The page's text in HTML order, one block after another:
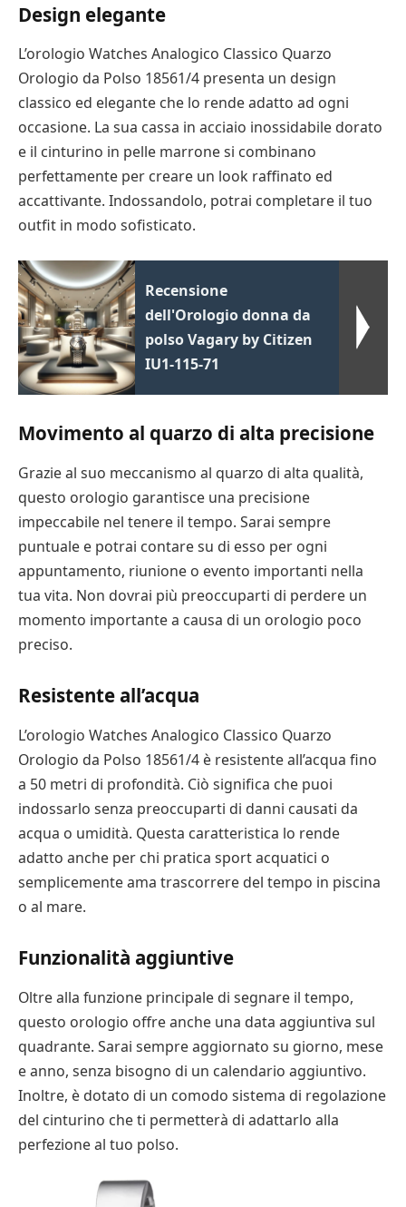
Design elegante
L’orologio Watches Analogico Classico Quarzo
Orologio da Polso 18561/4 presenta un design
classico ed elegante che lo rende adatto ad ogni
occasione. La sua cassa in acciaio inossidabile dorato
e il cinturino in pelle marrone si combinano
perfettamente per creare un look raffinato ed
accattivante. Indossandolo, potrai completare il tuo
outfit in modo sofisticato.
Recensione
dell'Orologio donna da
polso Vagary by Citizen
IU1-115-71
Movimento al quarzo di alta precisione
Grazie al suo meccanismo al quarzo di alta qualità,
questo orologio garantisce una precisione
impeccabile nel tenere il tempo. Sarai sempre
puntuale e potrai contare su di esso per ogni
appuntamento, riunione o evento importanti nella
tua vita. Non dovrai più preoccuparti di perdere un
momento importante a causa di un orologio poco
preciso.
Resistente all’acqua
L’orologio Watches Analogico Classico Quarzo
Orologio da Polso 18561/4 è resistente all’acqua fino
a 50 metri di profondità. Ciò significa che puoi
indossarlo senza preoccuparti di danni causati da
acqua o umidità. Questa caratteristica lo rende
adatto anche per chi pratica sport acquatici o
semplicemente ama trascorrere del tempo in piscina
o al mare.
Funzionalità aggiuntive
Oltre alla funzione principale di segnare il tempo,
questo orologio offre anche una data aggiuntiva sul
quadrante. Sarai sempre aggiornato su giorno, mese
e anno, senza bisogno di un calendario aggiuntivo.
Inoltre, è dotato di un comodo sistema di regolazione
del cinturino che ti permetterà di adattarlo alla
perfezione al tuo polso.